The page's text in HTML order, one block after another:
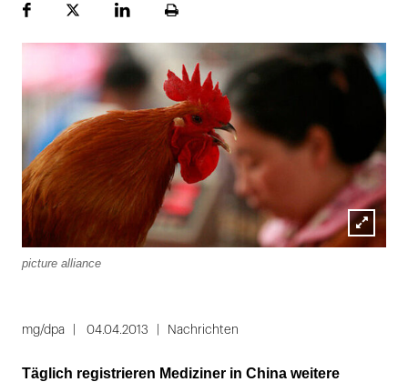
FacebookPlattformLinekdInSeite
Lightbox
picture alliance
mg/dpa 04.04.2013 Nachrichten
Täglich registrieren Mediziner in China weitere